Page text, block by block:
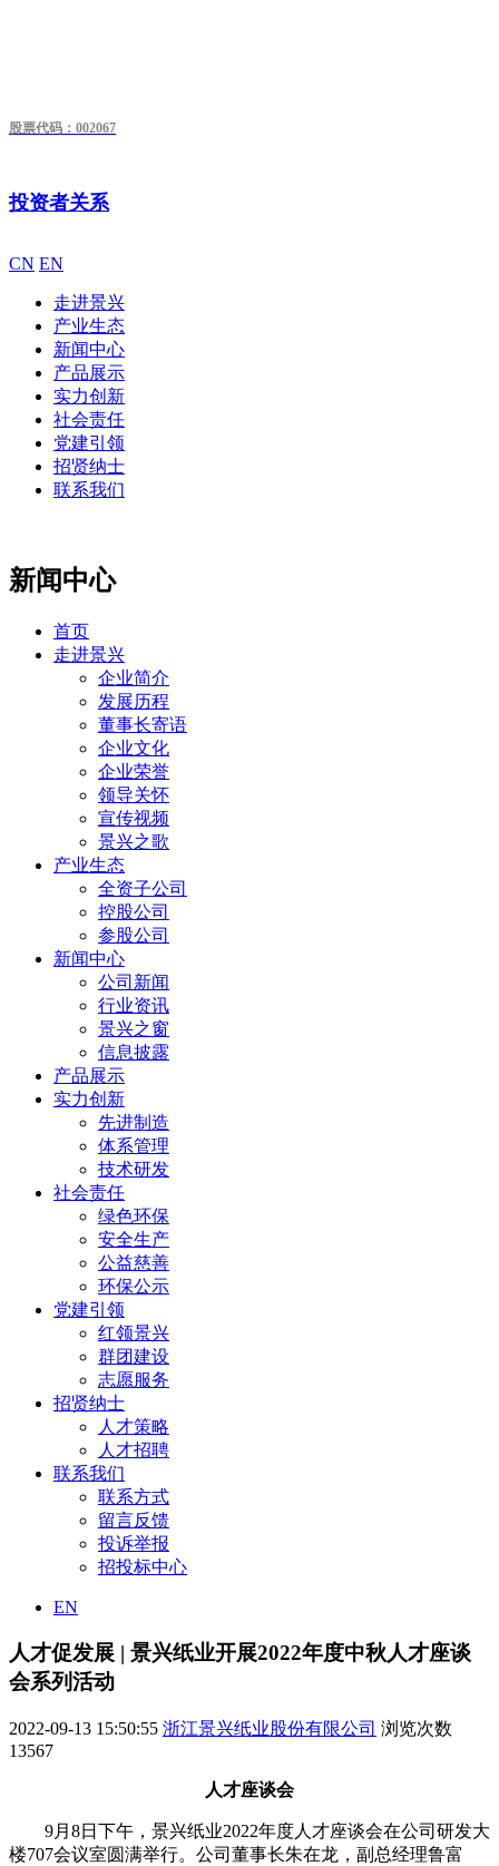
股票代码：002067
投资者关系
CN EN
走进景兴
产业生态
新闻中心
产品展示
实力创新
社会责任
党建引领
招贤纳士
联系我们
新闻中心
首页
走进景兴
企业简介
发展历程
董事长寄语
企业文化
企业荣誉
领导关怀
宣传视频
景兴之歌
产业生态
全资子公司
控股公司
参股公司
新闻中心
公司新闻
行业资讯
景兴之窗
信息披露
产品展示
实力创新
先进制造
体系管理
技术研发
社会责任
绿色环保
安全生产
公益慈善
环保公示
党建引领
红领景兴
群团建设
志愿服务
招贤纳士
人才策略
人才招聘
联系我们
联系方式
留言反馈
投诉举报
招投标中心
EN
人才促发展 | 景兴纸业开展2022年度中秋人才座谈
会系列活动
2022-09-13 15:50:55 浙江景兴纸业股份有限公司 浏览次数
13567
人才座谈会
9月8日下午，景兴纸业2022年度人才座谈会在公司研发大
楼707会议室圆满举行。公司董事长朱在龙，副总经理鲁富